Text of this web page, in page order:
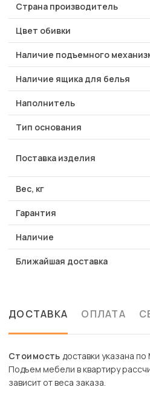
Страна производитель
Цвет обивки
Наличие подъемного
Наличие ящика для белья
Наполнитель
Тип основания
Поставка изделия
Вес, кг
Гарантия
Наличие
Ближайшая доставка
ДОСТАВКА ОПЛАТА
Стоимость доставки указана
Подъем мебели в квартиру
зависит от веса заказа.